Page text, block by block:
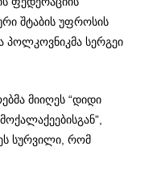
შტაბის უფროსის
სერგეი
მიიღეს “დიდი
სურვილი, რომ